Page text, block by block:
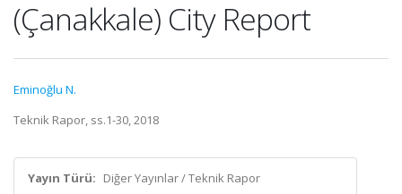
(Çanakkale) City Report
Eminoğlu N.
Teknik Rapor, ss.1-30, 2018
Yayın Türü: Diğer Yayınlar / Teknik Rapor